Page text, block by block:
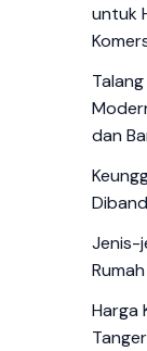
untuk
dan
Jenis-
Harga